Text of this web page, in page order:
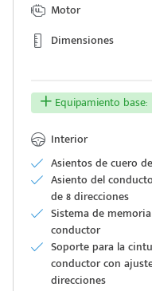
Motor
Dimensiones
Equipamiento base:
Interior
Asientos de cuero
Asiento del
de 8 direcciones
Sistema de
conductor
Soporte para la
conductor con
direcciones